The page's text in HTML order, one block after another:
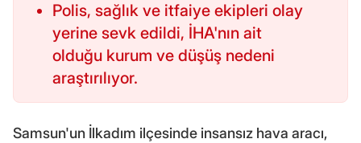
Polis, sağlık ve itfaiye ekipleri olay
yerine sevk edildi, İHA'nın ait
olduğu kurum ve düşüş nedeni
araştırılıyor.
Samsun'un İlkadım ilçesinde insansız hava aracı,